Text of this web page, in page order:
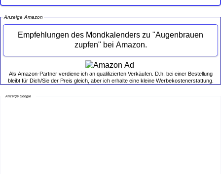
Anzeige Amazon
Empfehlungen des Mondkalenders zu "Augenbrauen
zupfen" bei Amazon.
Als Amazon-Partner verdiene ich an qualifizierten Verkäufen. D.h. bei einer Bestellung
bleibt für Dich/Sie der Preis gleich, aber ich erhalte eine kleine Werbekostenerstattung.
Anzeige Google